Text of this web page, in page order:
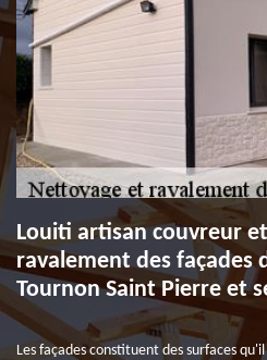
Louiti artisan couvreur
ravalement des façades
Tournon Saint Pierre et
Les façades constituent des surfaces